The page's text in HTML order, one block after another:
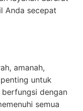
Anda secepat
amanah,
untuk
dengan
semua